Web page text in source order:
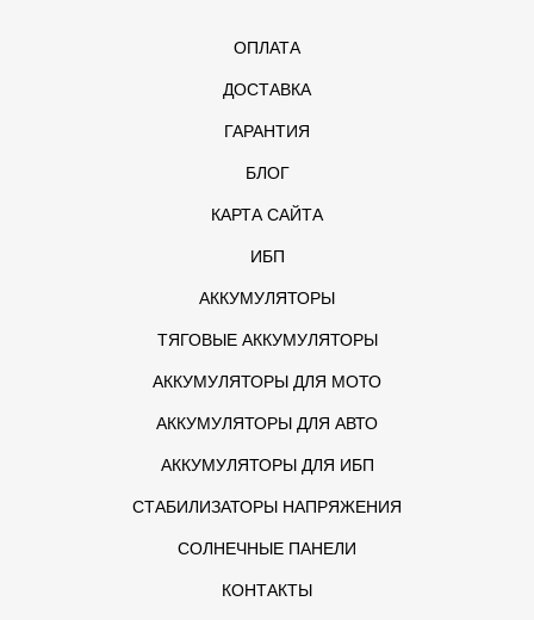
ОПЛАТА
ДОСТАВКА
ГАРАНТИЯ
БЛОГ
КАРТА САЙТА
ИБП
АККУМУЛЯТОРЫ
ТЯГОВЫЕ АККУМУЛЯТОРЫ
АККУМУЛЯТОРЫ ДЛЯ МОТО
АККУМУЛЯТОРЫ ДЛЯ АВТО
АККУМУЛЯТОРЫ ДЛЯ ИБП
СТАБИЛИЗАТОРЫ НАПРЯЖЕНИЯ
СОЛНЕЧНЫЕ ПАНЕЛИ
КОНТАКТЫ